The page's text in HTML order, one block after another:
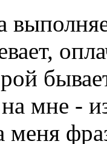
мне -
меня